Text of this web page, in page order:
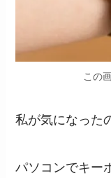
この
私が気になった
パソコンでキー